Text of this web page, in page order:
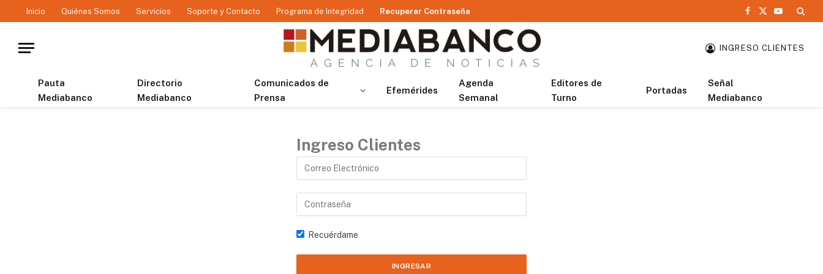
Inicio Quiénes Somos Servicios Soporte y Contacto Programa de Integridad Recuperar Contraseña
Facebook
X
YouTube
INGRESO CLIENTES
Pauta
Mediabanco
Directorio
Mediabanco
Comunicados de
Prensa
Efemérides
Agenda
Semanal
Editores de
Turno
Portadas
Señal
Mediabanco
Ingreso Clientes
Recuérdame